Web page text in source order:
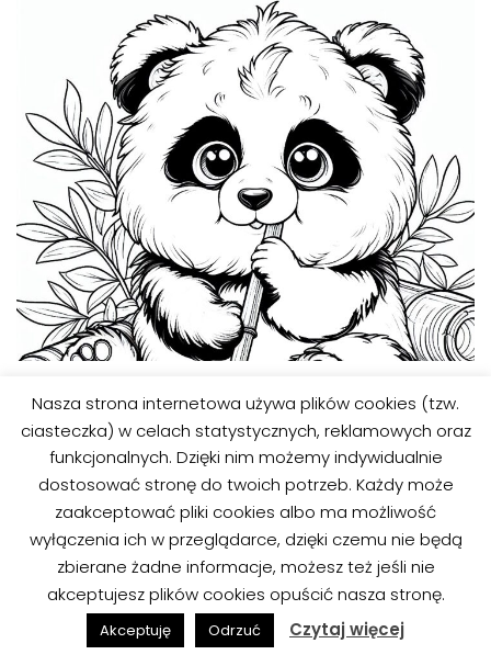
Kolorowanki ze zwierzętami 48
Nasza strona internetowa używa plików cookies (tzw.
ciasteczka) w celach statystycznych, reklamowych oraz
funkcjonalnych. Dzięki nim możemy indywidualnie
dostosować stronę do twoich potrzeb. Każdy może
zaakceptować pliki cookies albo ma możliwość
wyłączenia ich w przeglądarce, dzięki czemu nie będą
zbierane żadne informacje, możesz też jeśli nie
akceptujesz plików cookies opuścić nasza stronę.
Akceptuję Odrzuć Czytaj więcej